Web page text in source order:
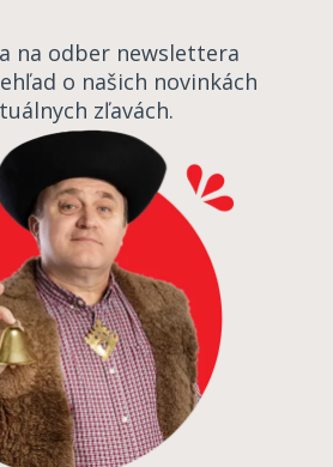
na odber newslettera
o našich novinkách
zľavách.